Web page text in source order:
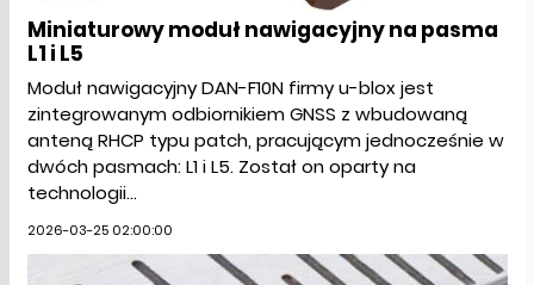
Miniaturowy moduł nawigacyjny na pasma
L1 i L5
Moduł nawigacyjny DAN-F10N firmy u-blox jest
zintegrowanym odbiornikiem GNSS z wbudowaną
anteną RHCP typu patch, pracującym jednocześnie w
dwóch pasmach: L1 i L5. Został on oparty na
technologii...
2026-03-25 02:00:00